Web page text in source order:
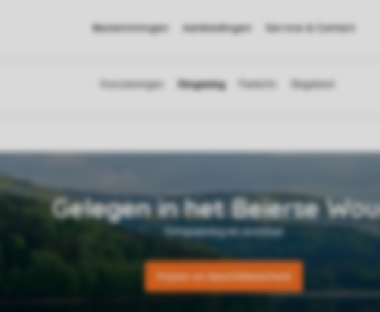
Bestemmingen Aanbiedingen Service & Contact
Prijzen en beschikbaarheid